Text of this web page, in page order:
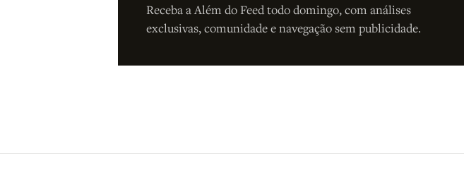
Receba a Além do Feed todo domingo, com análises
exclusivas, comunidade e navegação sem publicidade.